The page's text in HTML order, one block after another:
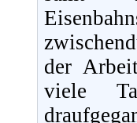
der
viele